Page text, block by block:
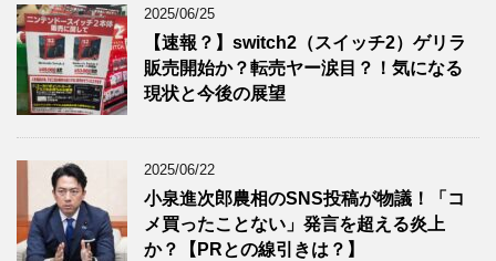
2025/06/25
【速報？】switch2（スイッチ2）ゲリラ
販売開始か？転売ヤー涙目？！気になる
現状と今後の展望
2025/06/22
小泉進次郎農相のSNS投稿が物議！「コ
メ買ったことない」発言を超える炎上
か？【PRとの線引きは？】